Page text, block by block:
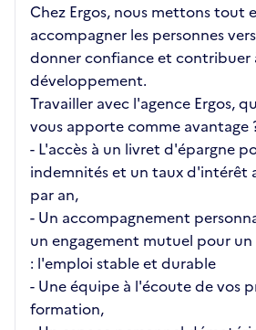
Chez Ergos, nous mettons
accompagner les personnes
donner confiance et contribuer
développement.
Travailler avec l'agence Ergos,
vous apporte comme avantage
- L'accès à un livret d'épargne
indemnités et un taux d'intérêt
par an,
- Un accompagnement
un engagement mutuel pour
: l'emploi stable et durable
- Une équipe à l'écoute de vos
formation,